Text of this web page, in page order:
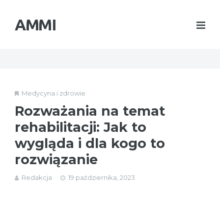
AMMI
Medycyna i zdrowie
Rozważania na temat
rehabilitacji: Jak to
wygląda i dla kogo to
rozwiązanie
Redakcja 19 października, 2023